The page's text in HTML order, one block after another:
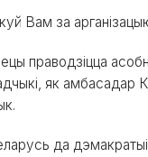
Вам за
праводзіцца
як амбасадар
да